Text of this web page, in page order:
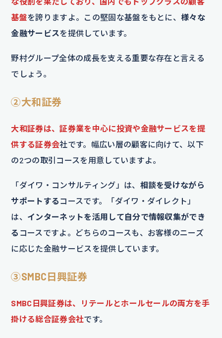
基盤を誇りますよ。この堅固な基盤をもとに、様々な
金融サービスを提供しています。
野村グループ全体の成長を支える重要な存在と言える
でしょう。
②大和証券
大和証券は、証券業を中心に投資や金融サービスを提
供する証券会社です。幅広い層の顧客に向けて、以下
の2つの取引コースを用意していますよ。
「ダイワ・コンサルティング」は、 相談を受けながら
サポートする コースです。「ダイワ・ダイレクト」
は、 インターネットを活用して自分で情報収集ができ
る コースですよ。どちらのコースも、お客様のニーズ
に応じた金融サービスを提供しています。
③SMBC日興証券
SMBC日興証券は、リテールとホールセールの両方を手
掛ける総合証券会社です。